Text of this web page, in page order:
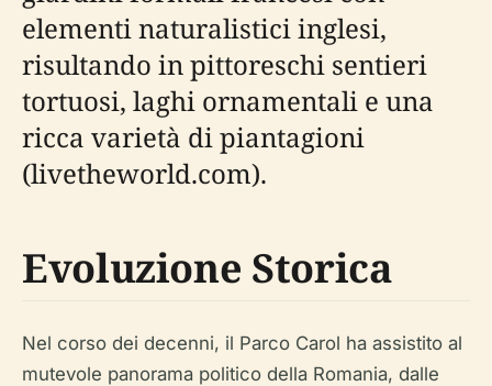
elementi naturalistici inglesi,
risultando in pittoreschi sentieri
tortuosi, laghi ornamentali e una
ricca varietà di piantagioni
(livetheworld.com).
Evoluzione Storica
Nel corso dei decenni, il Parco Carol ha assistito al
mutevole panorama politico della Romania, dalle